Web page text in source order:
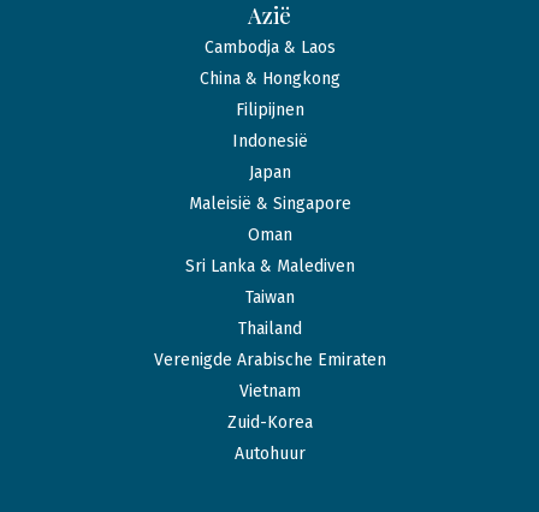
Azië
Cambodja & Laos
China & Hongkong
Filipijnen
Indonesië
Japan
Maleisië & Singapore
Oman
Sri Lanka & Malediven
Taiwan
Thailand
Verenigde Arabische Emiraten
Vietnam
Zuid-Korea
Autohuur